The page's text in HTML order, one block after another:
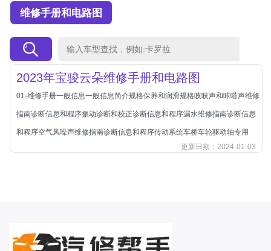
北京越野车
北汽制造
宝马
维修手册和电路图
2023年宝骏云朵维修手册和电路图
01-维修手册一般信息一般信息简介规格保养和润滑规格吱吱声和咔嗒声维修
指南诊断信息和程序振动诊断和校正诊断信息和程序漏水维修指南诊断信息
和程序空气风噪声维修指南诊断信息和程序传动系统车桥车轮驱动轴专用
更新日期：2024-01-03